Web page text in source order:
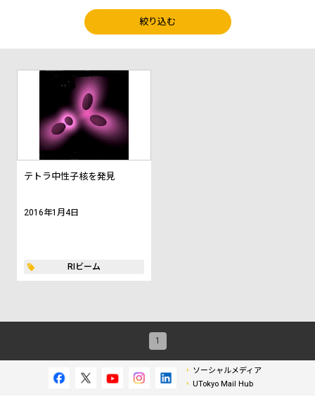
絞り込む
テトラ中性子核を発見
2016年1月4日
RIビーム
1
ソーシャルメディア
UTokyo Mail Hub